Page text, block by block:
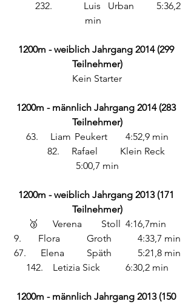
1200m - weiblich Jahrgang 2014 (299
Teilnehmer)
Kein Starter
1200m - männlich Jahrgang 2014 (283
Teilnehmer)
63. 	Liam 	Peukert	 4:52,9 min
5:00,7 min
1200m - weiblich Jahrgang 2013 (171
Teilnehmer)
🥉 	Verena 	Stoll 	4:16,7min
9. 	Flora 	Groth	 4:33,7 min
67.	 Elena 	Späth	 5:21,8 min
142.	 Letizia Sick	 6:30,2 min
1200m - männlich Jahrgang 2013 (150